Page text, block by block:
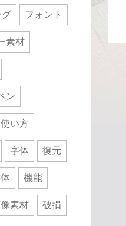
グ フォント
素材
ン
使い方
字体 復元
機能
素材 破損